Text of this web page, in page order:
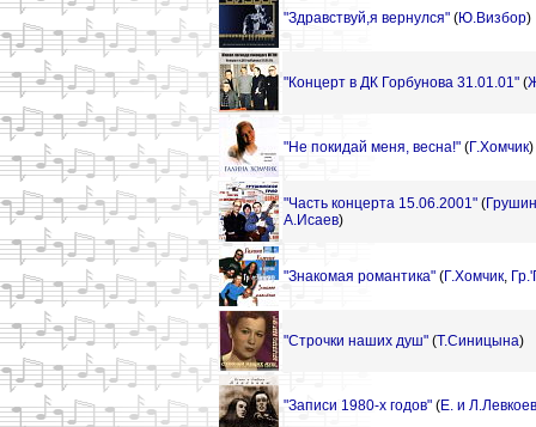
"Здравствуй,я вернулся" (Ю.Визбор)
"Концерт в ДК Горбунова 31.01.01" (
"Не покидай меня, весна!" (Г.Хомчик)
"Часть концерта 15.06.2001" (
А.Исаев)
"Знакомая романтика" (Г.Хомчик,
"Строчки наших душ" (Т.Синицына)
"Записи 1980-х годов" (Е. и